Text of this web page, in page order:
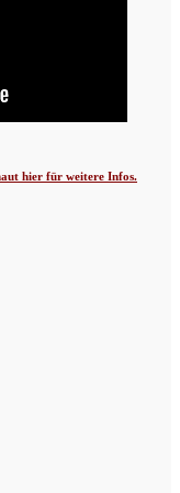
hier für weitere Infos.